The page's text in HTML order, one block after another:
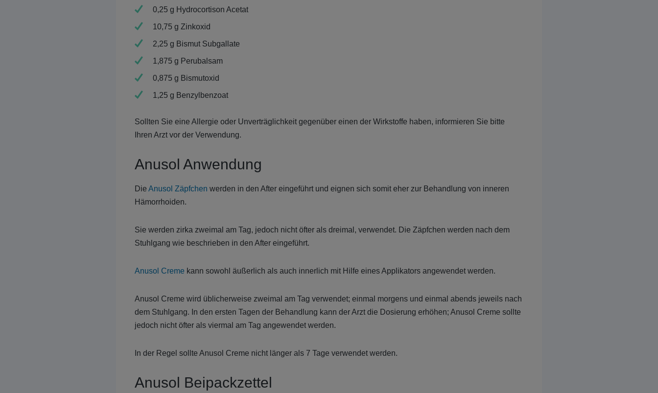
0,25 g Hydrocortison Acetat
10,75 g Zinkoxid
2,25 g Bismut Subgallate
1,875 g Perubalsam
0,875 g Bismutoxid
1,25 g Benzylbenzoat
Sollten Sie eine Allergie oder Unverträglichkeit gegenüber einen der Wirkstoffe haben, informieren Sie bitte
Ihren Arzt vor der Verwendung.
Anusol Anwendung
Die Anusol Zäpfchen werden in den After eingeführt und eignen sich somit eher zur Behandlung von inneren
Hämorrhoiden.
Sie werden zirka zweimal am Tag, jedoch nicht öfter als dreimal, verwendet. Die Zäpfchen werden nach dem
Stuhlgang wie beschrieben in den After eingeführt.
Anusol Creme kann sowohl äußerlich als auch innerlich mit Hilfe eines Applikators angewendet werden.
Anusol Creme wird üblicherweise zweimal am Tag verwendet; einmal morgens und einmal abends jeweils nach
dem Stuhlgang. In den ersten Tagen der Behandlung kann der Arzt die Dosierung erhöhen; Anusol Creme sollte
jedoch nicht öfter als viermal am Tag angewendet werden.
In der Regel sollte Anusol Creme nicht länger als 7 Tage verwendet werden.
Anusol Beipackzettel